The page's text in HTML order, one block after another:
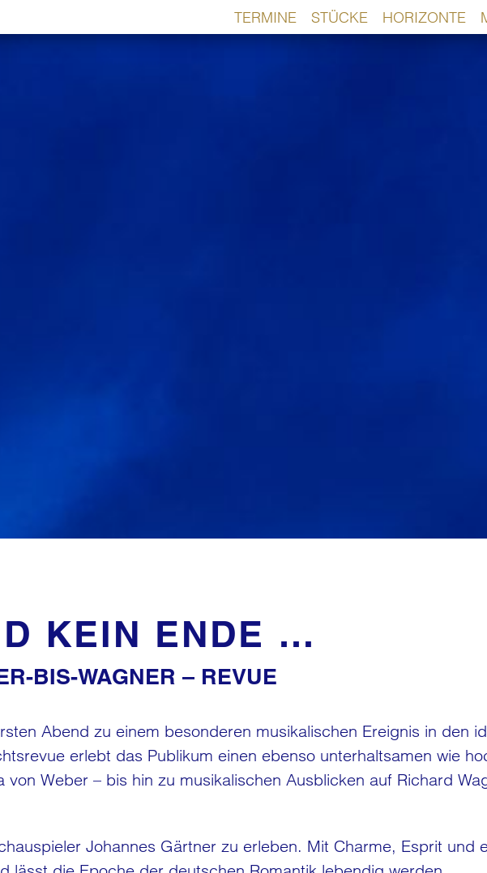
TERMINE STÜCKE HORIZONTE
KEIN ENDE …
BIS-WAGNER – REVUE
Abend zu einem besonderen musikalischen Ereignis in den
erlebt das Publikum einen ebenso unterhaltsamen wie
Weber – bis hin zu musikalischen Ausblicken auf Richard
Johannes Gärtner zu erleben. Mit Charme, Esprit und